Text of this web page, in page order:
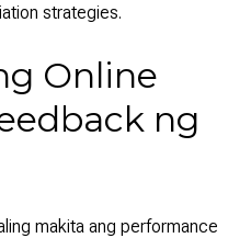
strategies.
Online
ng
makita ang performance